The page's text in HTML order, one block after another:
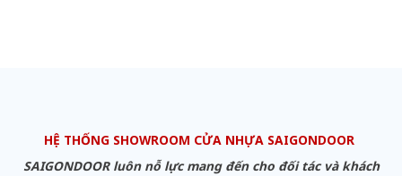
HỆ THỐNG SHOWROOM CỬA NHỰA SAIGONDOOR
SAIGONDOOR luôn nỗ lực mang đến cho đối tác và khách